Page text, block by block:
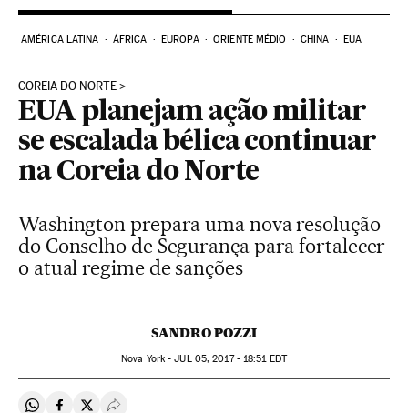
AMÉRICA LATINA ÁFRICA EUROPA ORIENTE MÉDIO CHINA EUA
COREIA DO NORTE
EUA planejam ação militar
se escalada bélica continuar
na Coreia do Norte
Washington prepara uma nova resolução
do Conselho de Segurança para fortalecer
o atual regime de sanções
SANDRO POZZI
Nova York -JUL05, 2017 - 18:51EDT